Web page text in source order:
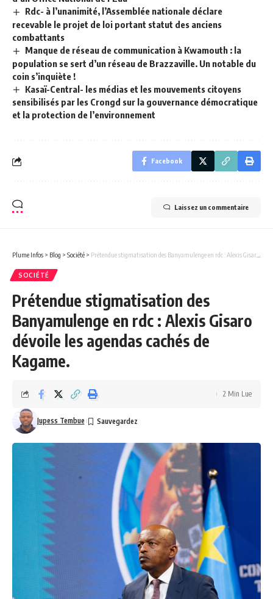
Rdc- à l’unanimité, l’Assemblée nationale déclare
recevable le projet de loi portant statut des anciens
combattants
Manque de réseau de communication à Kwamouth : la
population se sert d’un réseau de Brazzaville. Un notable du
coin s’inquiète !
Kasaï-Central- les médias et les mouvements citoyens
sensibilisés par les Crongd sur la gouvernance démocratique
et la protection de l’environnement
Facebook
Laissez un commentaire
Plume Infos > Blog > Société > Prétendue stigmatisation des Banyamulenge en rdc : Alexis Gisaro dévoile les agendas cachés de Kagame.
SOCIÉTÉ
Prétendue stigmatisation des
Banyamulenge en rdc : Alexis Gisaro
dévoile les agendas cachés de
Kagame.
Jupess Tembue
2 Min Lue